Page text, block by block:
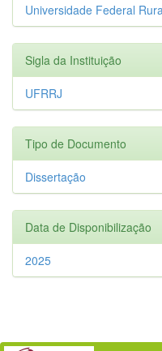
Universidade Federal
Sigla da Instituição
UFRRJ
Tipo de Documento
Dissertação
Data de Disponibilização
2025